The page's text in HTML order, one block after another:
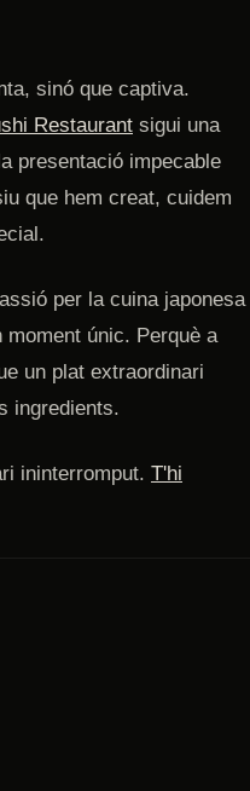
sinó que captiva.
Restaurant sigui una
presentació impecable
que hem creat, cuidem
per la cuina japonesa
moment únic. Perquè a
un plat extraordinari
ingredients.
ininterromput. T'hi